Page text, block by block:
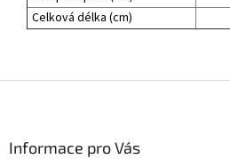
Celková délka (cm)
Informace pro Vás